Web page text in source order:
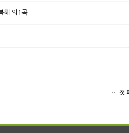
해 외1곡
첫